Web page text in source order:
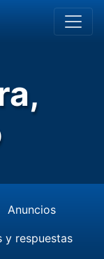
Anuncios
y respuestas